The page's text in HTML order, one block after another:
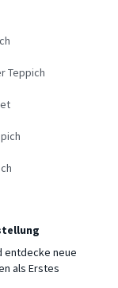
Teppich
entdecke neue
als Erstes